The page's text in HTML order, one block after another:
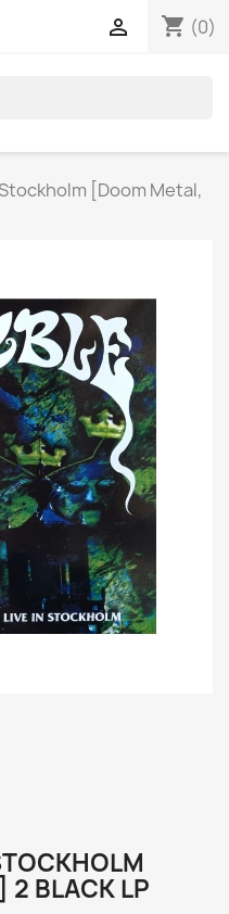
shopping_cart (0)

[Doom Metal,
2 BLACK LP